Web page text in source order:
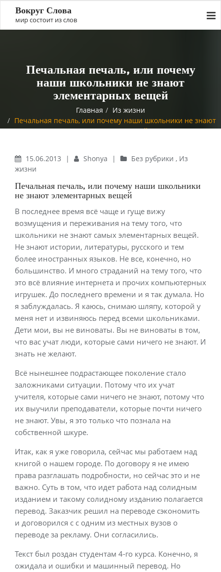
Вокруг Слова
мир состоит из слов
Печальная печаль, или почему
наши школьники не знают
элементарных вещей
Главная
Из жизни
Печальная печаль, или почему наши школьники не знают
элементарных вещей
15.06.2013 | Shonya | Без рубрики , Из
жизни
Печальная печаль, или почему наши школьники
не знают элементарных вещей
В последнее время всё чаще и гуще вижу
возмущения и переживания на тему того, что
школьники не знают самых элементарных вещей.
Не знают истории, литературы, русского и тем
более иностранных языков. Не все, конечно, но
большинство. И много страданий на тему того, что
это всё влияние интернета и прочих компьютерных
игрушек. До последнего времени и я так думала. Но
я заблуждалась. Я каюсь, снимаю шляпу, которой у
меня нет и извиняюсь перед всеми школьниками.
Дети мои, вы не виноваты. Вы не виноваты в том,
что вас учат люди, которые сами ничего не знают. И
знать не желают.
Всё нынешнее подрастающее поколение стало
заложниками ситуации. Потому что их учат
учителя, которые сами ничего не знают, потому что
их выучили преподаватели, которые почти ничего
не знают. Увы, я это только что познала на
собственной шкуре.
Итак, как я уже говорила, сейчас мы работаем над
книгой о нашем городе. По договору я не имею
права разглашать подробности, но сейчас это и не
важно. Суть в том, что идет работа над солидным
изданием и такому солидному изданию полагается
перевод. Заказчик решил на переводе сэкономить
и договорился с с одним из местных вузов о
переводе за рекламу. Они согласились.
Текст был роздан студентам 4-го курса. Конечно, я
ожидала и ошибки и машинный перевод. Но